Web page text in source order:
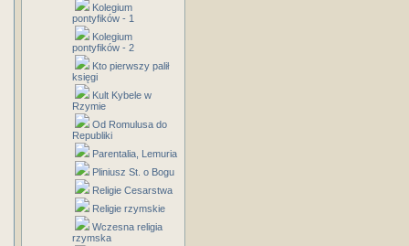
Kolegium
pontyfików - 1
Kolegium
pontyfików - 2
Kto pierwszy palił
księgi
Kult Kybele w
Rzymie
Od Romulusa do
Republiki
Parentalia, Lemuria
Pliniusz St. o Bogu
Religie Cesarstwa
Religie rzymskie
Wczesna religia
rzymska